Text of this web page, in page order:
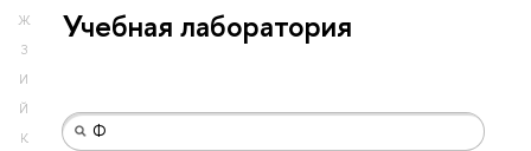
Ж
З
И
Й
К
Учебная лаборатория